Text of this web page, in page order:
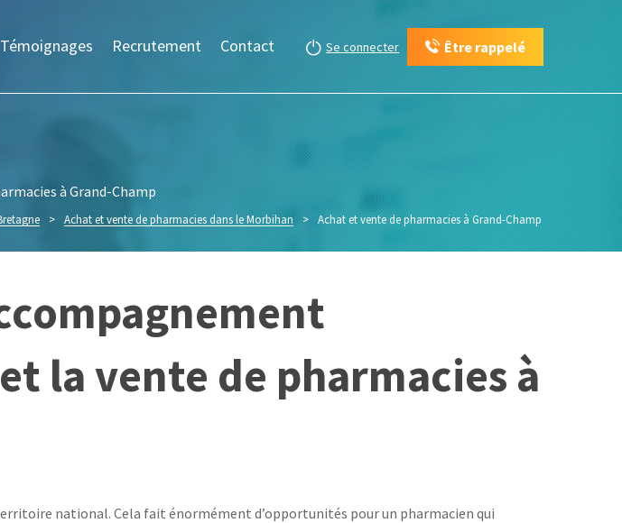
Témoignages Recrutement Contact Se connecter Être rappelé
à Grand-Champ
> Achat et vente de pharmacies dans le Morbihan > Achat et vente de pharmacies à Grand-Champ
la vente de pharmacies à
national. Cela fait énormément d’opportunités pour un pharmacien qui